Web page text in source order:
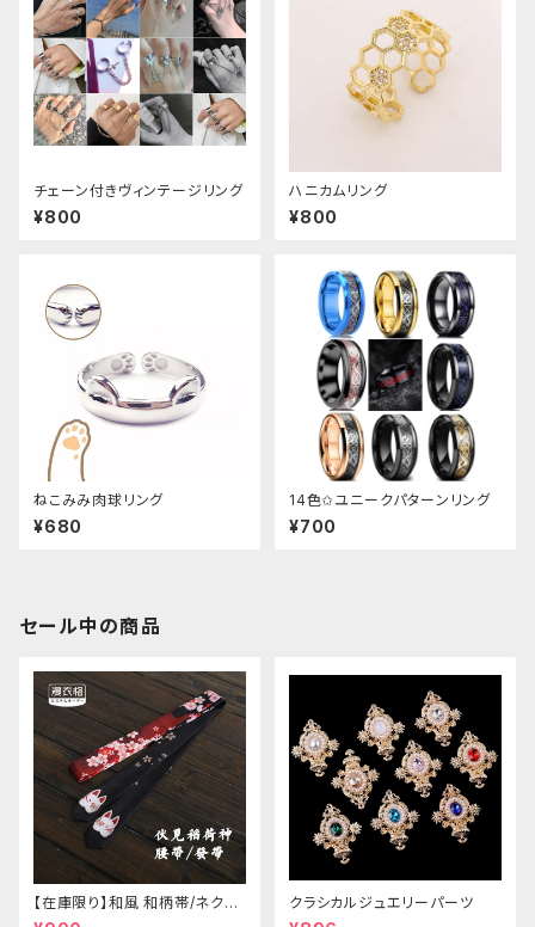
チェーン付きヴィンテージリング
¥800
ハニカムリング
¥800
ねこみみ肉球リング
¥680
14色✩ユニークパターンリング
¥700
セール中の商品
【在庫限り】和風 和柄帯/ネクタ
イ/リボン（狐面/金魚
クラシカルジュエリーパーツ